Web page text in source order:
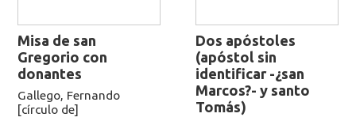
Misa de san
Gregorio con
donantes
Gallego, Fernando
[círculo de]
Dos apóstoles
(apóstol sin
identificar -¿san
Marcos?- y santo
Tomás)